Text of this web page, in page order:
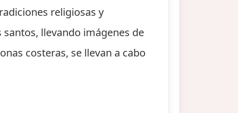
religiosas y
llevando imágenes de
costeras, se llevan a cabo